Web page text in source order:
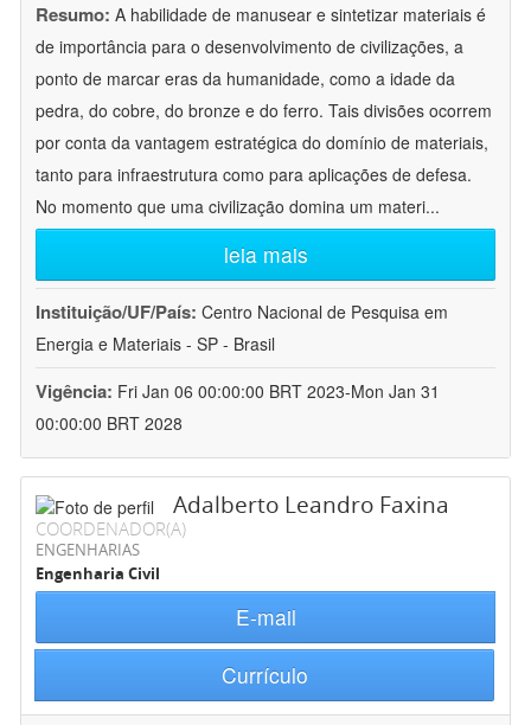
Resumo: A habilidade de manusear e sintetizar materiais é
de importância para o desenvolvimento de civilizações, a
ponto de marcar eras da humanidade, como a idade da
pedra, do cobre, do bronze e do ferro. Tais divisões ocorrem
por conta da vantagem estratégica do domínio de materiais,
tanto para infraestrutura como para aplicações de defesa.
No momento que uma civilização domina um materi...
leia mais
Instituição/UF/País: Centro Nacional de Pesquisa em
Energia e Materiais - SP - Brasil
Vigência: Fri Jan 06 00:00:00 BRT 2023-Mon Jan 31
00:00:00 BRT 2028
Adalberto Leandro Faxina
COORDENADOR(A)
ENGENHARIAS
Engenharia Civil
E-mail
Currículo